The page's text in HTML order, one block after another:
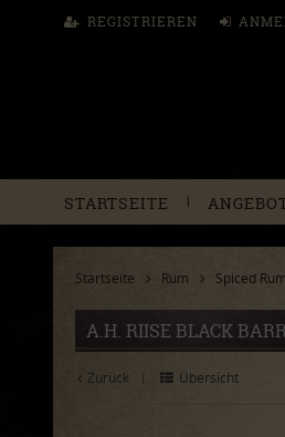
REGISTRIEREN
STARTSEITE |
Startseite Rum Spiced
A.H. RIISE BLACK
Zurück | Übersicht